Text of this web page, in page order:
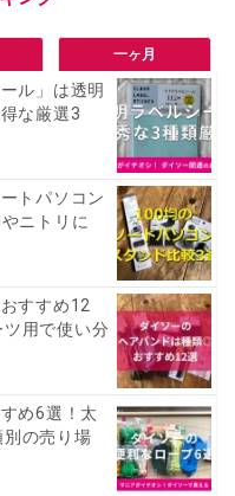
一ヶ月
ル」は透明
な厳選3
トパソコン
ニトリに
すすめ12
用で使い分
め6選！太
別の売り場